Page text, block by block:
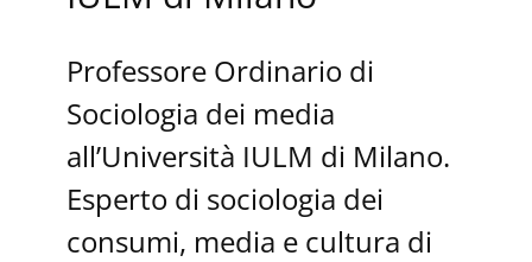
Professore Ordinario di
Sociologia dei media
all’Università IULM di Milano.
Esperto di sociologia dei
consumi, media e cultura di